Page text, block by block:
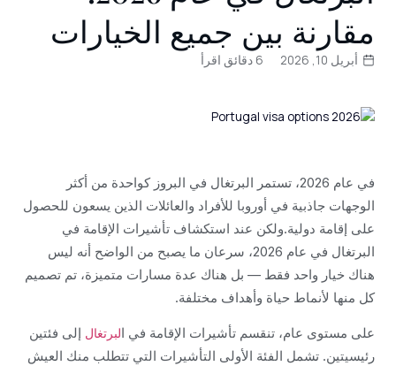
مقارنة بين جميع الخيارات
أبريل 10, 2026 6 دقائق اقرأ
في عام 2026، تستمر البرتغال في البروز كواحدة من أكثر
الوجهات جاذبية في أوروبا للأفراد والعائلات الذين يسعون للحصول
على إقامة دولية.ولكن عند استكشاف تأشيرات الإقامة في
البرتغال في عام 2026، سرعان ما يصبح من الواضح أنه ليس
هناك خيار واحد فقط — بل هناك عدة مسارات متميزة، تم تصميم
كل منها لأنماط حياة وأهداف مختلفة.
على مستوى عام، تنقسم تأشيرات الإقامة في البرتغال إلى فئتين
رئيسيتين. تشمل الفئة الأولى التأشيرات التي تتطلب منك العيش